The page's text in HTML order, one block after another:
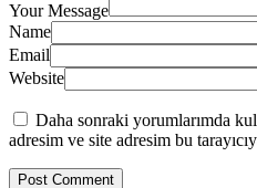
Your Message
Name
Email
Website
Daha sonraki yorumlarımda
adresim ve site adresim bu